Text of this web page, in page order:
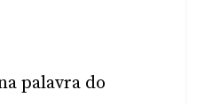
palavra do